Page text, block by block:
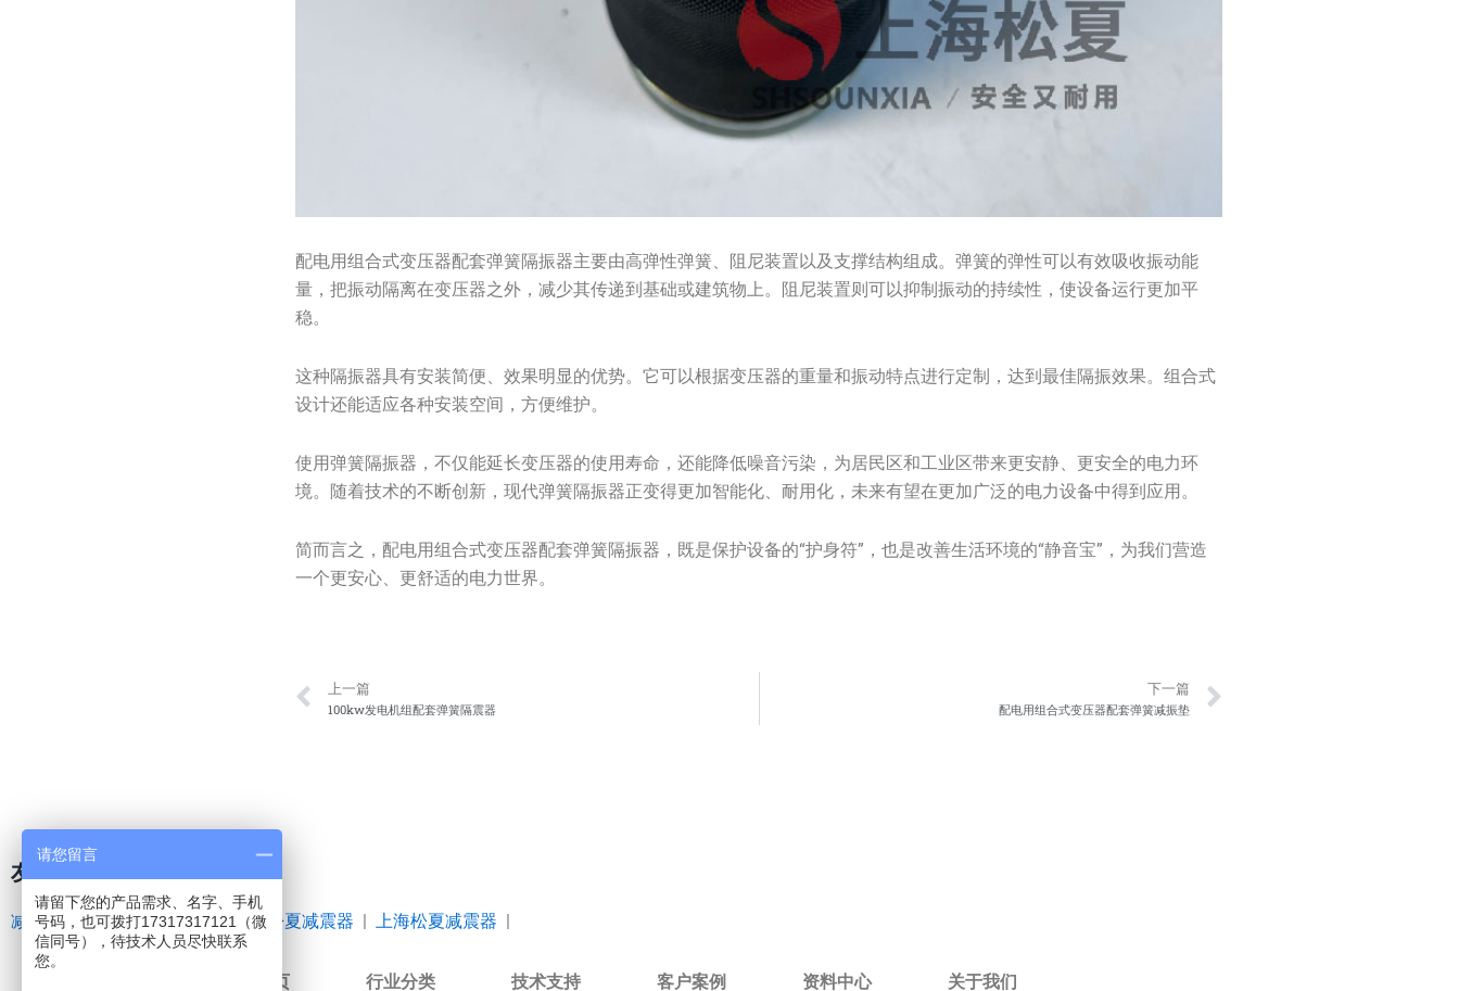
配电用组合式变压器配套弹簧隔振器主要由高弹性弹簧、阻尼装置以及支撑结构组成。弹簧的弹性可以有效吸收振动能
量，把振动隔离在变压器之外，减少其传递到基础或建筑物上。阻尼装置则可以抑制振动的持续性，使设备运行更加平
稳。
这种隔振器具有安装简便、效果明显的优势。它可以根据变压器的重量和振动特点进行定制，达到最佳隔振效果。组合式
设计还能适应各种安装空间，方便维护。
使用弹簧隔振器，不仅能延长变压器的使用寿命，还能降低噪音污染，为居民区和工业区带来更安静、更安全的电力环
境。随着技术的不断创新，现代弹簧隔振器正变得更加智能化、耐用化，未来有望在更加广泛的电力设备中得到应用。
简而言之，配电用组合式变压器配套弹簧隔振器，既是保护设备的“护身符”，也是改善生活环境的“静音宝”，为我们营造
一个更安心、更舒适的电力世界。
Prev
上一篇
100kw发电机组配套弹簧隔震器
下一篇
配电用组合式变压器配套弹簧减振垫
友情链接
减震器|空气弹簧|橡胶接头 | 松夏减震器 | 上海松夏减震器 |
网站首页 行业分类 技术支持 客户案例 资料中心 关于我们
请您留言
请留下您的产品需求、名字、手机
号码，也可拨打17317317121（微
信同号），待技术人员尽快联系
您。